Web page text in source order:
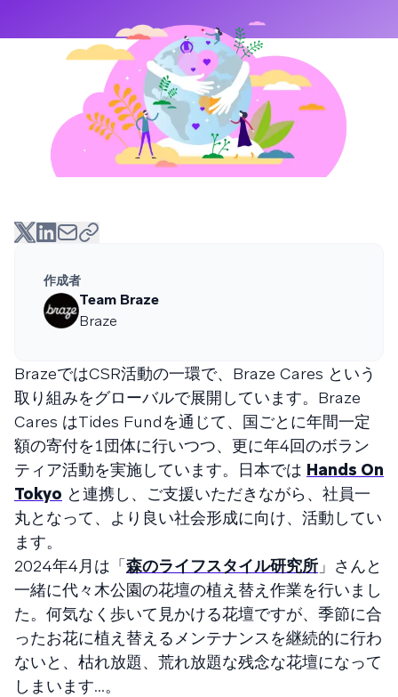
作成者
Team Braze
Braze
BrazeではCSR活動の一環で、Braze Cares という
取り組みをグローバルで展開しています。Braze
Cares はTides Fundを通じて、国ごとに年間一定
額の寄付を１団体に行いつつ、更に年４回のボラン
ティア活動を実施しています。日本では Hands On
Tokyo と連携し、ご支援いただきながら、社員一
丸となって、より良い社会形成に向け、活動してい
ます。
2024年４月は「森のライフスタイル研究所 」さんと
一緒に代々木公園の花壇の植え替え作業を行いまし
た。何気なく歩いて見かける花壇ですが、季節に合
ったお花に植え替えるメンテナンスを継続的に行わ
ないと、枯れ放題、荒れ放題な残念な花壇になって
しまいます...。